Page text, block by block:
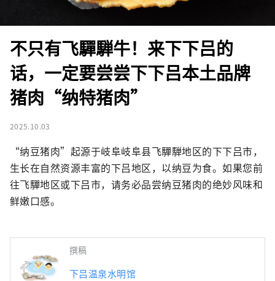
不只有飞驒騨牛！来下下吕的
话，一定要尝尝下下吕本土品牌
猪肉“纳特猪肉”
2025.10.03
“纳豆猪肉”起源于岐阜岐阜县飞驒騨地区的下下吕市，
生长在自然资源丰富的下吕地区，以纳豆为食。如果您前
往飞驒地区或下吕市，请务必品尝纳豆猪肉的绝妙风味和
鲜嫩口感。
撰稿
下吕温泉水明馆